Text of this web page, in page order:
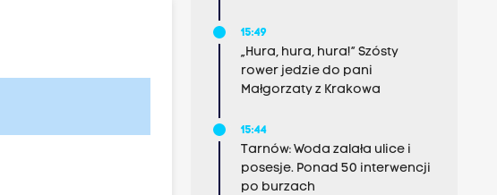
15:49
„Hura, hura, hura!” Szósty
rower jedzie do pani
Małgorzaty z Krakowa
15:44
Tarnów: Woda zalała ulice i
posesje. Ponad 50 interwencji
po burzach